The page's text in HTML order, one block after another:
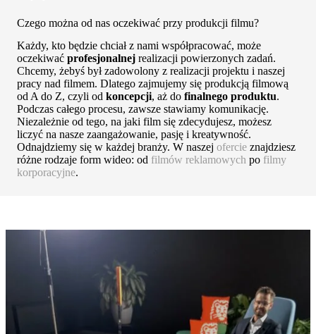
Czego można od nas oczekiwać przy produkcji filmu?
Każdy, kto będzie chciał z nami współpracować, może
oczekiwać profesjonalnej realizacji powierzonych zadań.
Chcemy, żebyś był zadowolony z realizacji projektu i naszej
pracy nad filmem. Dlatego zajmujemy się produkcją filmową
od A do Z, czyli od koncepcji, aż do finalnego produktu.
Podczas całego procesu, zawsze stawiamy komunikację.
Niezależnie od tego, na jaki film się zdecydujesz, możesz
liczyć na nasze zaangażowanie, pasję i kreatywność.
Odnajdziemy się w każdej branży. W naszej ofercie znajdziesz
różne rodzaje form wideo: od filmów reklamowych po filmy
korporacyjne.